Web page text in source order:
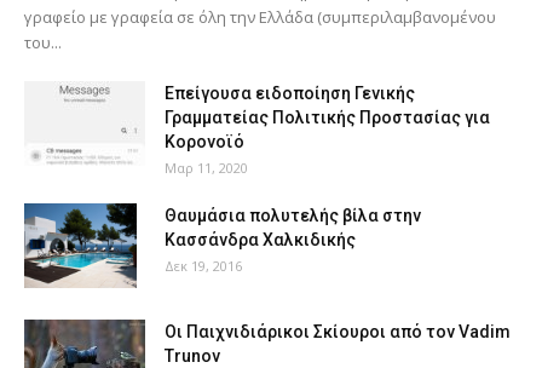
γραφείο με γραφεία σε όλη την Ελλάδα (συμπεριλαμβανομένου
του...
Επείγουσα ειδοποίηση Γενικής
Γραμματείας Πολιτικής Προστασίας για
Κορονοϊό
Μαρ 11, 2020
Θαυμάσια πολυτελής βίλα στην
Κασσάνδρα Χαλκιδικής
Δεκ 19, 2016
Οι Παιχνιδιάρικοι Σκίουροι από τον Vadim
Trunov